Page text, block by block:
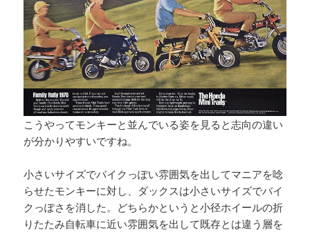
こうやってモンキーと並んでいる姿を見ると志向の違い
が分かりやすいですね。
小さいサイズでバイクっぽい雰囲気を出してマニアを唸
らせたモンキーに対し、ダックスは小さいサイズでバイ
クっぽさを消した。どちらかというと小径ホイールの折
りたたみ自転車に近い雰囲気を出して既存とは違う層を